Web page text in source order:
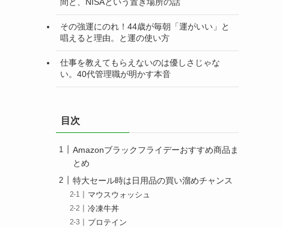
その強運にのれ！44歳が毎朝「運がいい」と
唱えると理由。と運の使い方
仕事を教えてもらえないのは優しさじゃな
い。40代管理職が明かす本音
目次
Amazonブラックフライデーおすすめ商品ま
とめ
特大セール時は日用品の買い溜めチャンス
マウスウォッシュ
冷凍牛丼
プロテイン